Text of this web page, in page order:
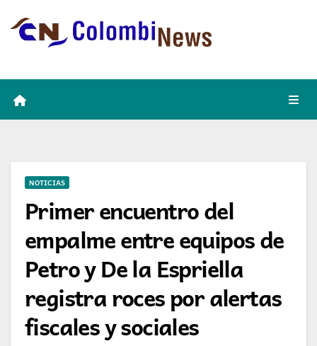
NOTICIAS
Primer encuentro del
empalme entre equipos de
Petro y De la Espriella
registra roces por alertas
fiscales y sociales